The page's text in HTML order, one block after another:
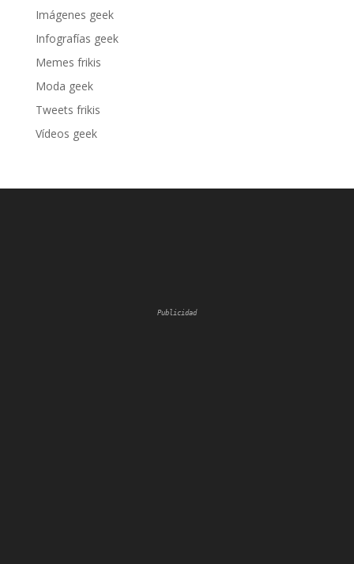
Imágenes geek
Infografías geek
Memes frikis
Moda geek
Tweets frikis
Vídeos geek
Publicidad